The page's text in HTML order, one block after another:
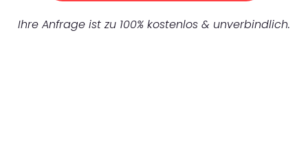
Ihre Anfrage ist zu 100% kostenlos & unverbindlich.